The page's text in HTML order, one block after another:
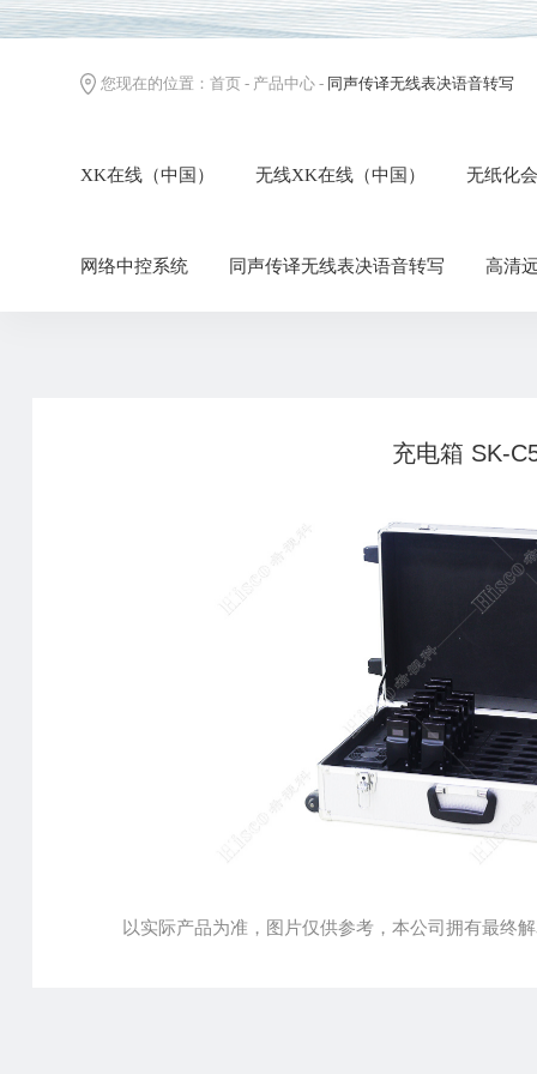
您现在的位置： 首页- 产品中心- 同声传译无线表决语音转写
XK在线（中国） 无线XK在线（中国） 无纸化
网络中控系统 同声传译无线表决语音转写 高清
充电箱 SK-
以实际产品为准，图片仅供参考，本公司拥有最终